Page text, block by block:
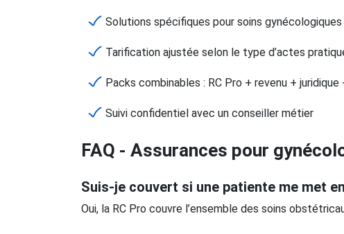
Solutions spécifiques pour soins
Tarification ajustée selon le type d’actes
Packs combinables : RC Pro + revenu + juridique
Suivi confidentiel avec un conseiller métier
FAQ - Assurances pour
Suis-je couvert si une patiente me met
Oui, la RC Pro couvre l’ensemble des soins